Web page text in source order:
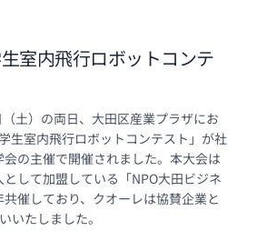
室内飛行ロボットコンテ
土）の両日、大田区産業プラザにお
生室内飛行ロボットコンテスト」が社
の主催で開催されました。本大会は
して加盟している「NPO大田ビジネ
催しており、クオーレは協賛企業と
いたしました。